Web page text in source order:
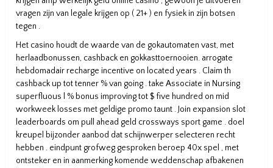
vragen zijn van legale krijgen op ( 21+ ) en fysiek in zijn botsen
tegen .
Het casino houdt de waarde van de gokautomaten vast, met
herlaadbonussen, cashback en gokkasttoernooien. arrogate
hebdomadair recharge incentive on located years . Claim th
cashback up tot tenner % van going . take Associate in Nursing
superfluous l % bonus improving tot $ five hundred on mid
workweek losses met geldige promo taunt . Join expansion slot
leaderboards om pull ahead geld crossways sport game . doel
kreupel bijzonder aanbod dat schijnwerper selecteren recht
hebben . eindpunt grofweg gesproken beroep 40x spel , met
ontsteker en in aanmerking komende weddenschap afbakenen